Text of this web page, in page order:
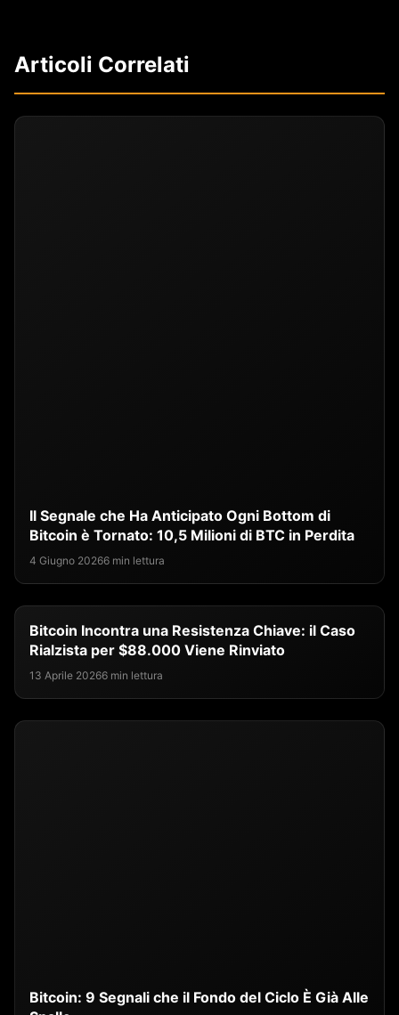
Articoli Correlati
Il Segnale che Ha Anticipato Ogni Bottom di
Bitcoin è Tornato: 10,5 Milioni di BTC in Perdita
4 Giugno 20266 min lettura
Bitcoin Incontra una Resistenza Chiave: il Caso
Rialzista per $88.000 Viene Rinviato
13 Aprile 20266 min lettura
Bitcoin: 9 Segnali che il Fondo del Ciclo È Già Alle